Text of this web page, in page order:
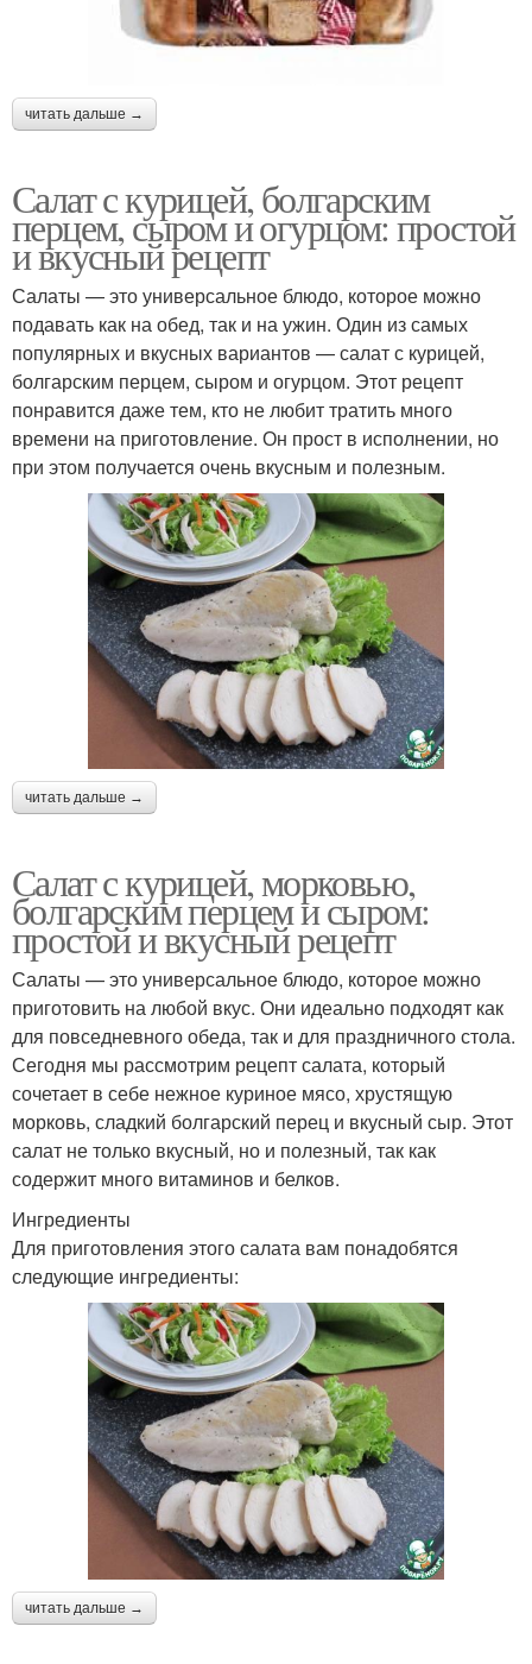
читать дальше →
Салат с курицей, болгарским
перцем, сыром и огурцом: простой
и вкусный рецепт
Салаты — это универсальное блюдо, которое можно
подавать как на обед, так и на ужин. Один из самых
популярных и вкусных вариантов — салат с курицей,
болгарским перцем, сыром и огурцом. Этот рецепт
понравится даже тем, кто не любит тратить много
времени на приготовление. Он прост в исполнении, но
при этом получается очень вкусным и полезным.
читать дальше →
Салат с курицей, морковью,
болгарским перцем и сыром:
простой и вкусный рецепт
Салаты — это универсальное блюдо, которое можно
приготовить на любой вкус. Они идеально подходят как
для повседневного обеда, так и для праздничного стола.
Сегодня мы рассмотрим рецепт салата, который
сочетает в себе нежное куриное мясо, хрустящую
морковь, сладкий болгарский перец и вкусный сыр. Этот
салат не только вкусный, но и полезный, так как
содержит много витаминов и белков.
Ингредиенты
Для приготовления этого салата вам понадобятся
следующие ингредиенты:
читать дальше →